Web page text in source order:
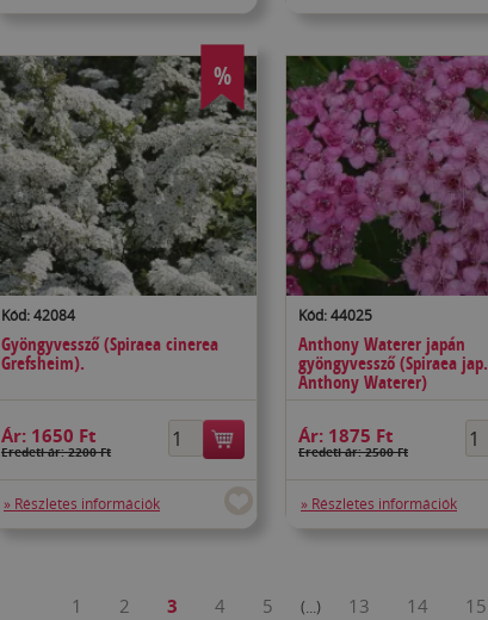
%
Kód: 42084
Gyöngyvessző (Spiraea cinerea
Grefsheim).
Ár: 1650 Ft
Eredeti ár: 2200 Ft
» Részletes információk
Kód: 44025
Anthony Waterer japán
gyöngyvessző (Spiraea jap.
Anthony Waterer)
Ár: 1875 Ft
Eredeti ár: 2500 Ft
» Részletes információk
1 2 3 4 5 (...) 13 14 15